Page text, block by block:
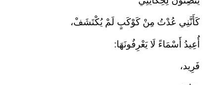
كَأَنَّنِي عُدْتُ مِنْ كَوْكَبٍ لَمْ يُكْتَشَفْ،
أُعِيدُ أَسْمَاءً لَا يَعْرِفُونَهَا:
فَرِيد،